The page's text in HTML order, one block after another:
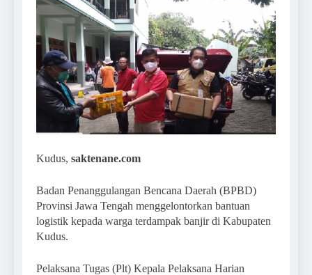
Kudus, saktenane.com
Badan Penanggulangan Bencana Daerah (BPBD)
Provinsi Jawa Tengah menggelontorkan bantuan
logistik kepada warga terdampak banjir di Kabupaten
Kudus.
Pelaksana Tugas (Plt) Kepala Pelaksana Harian